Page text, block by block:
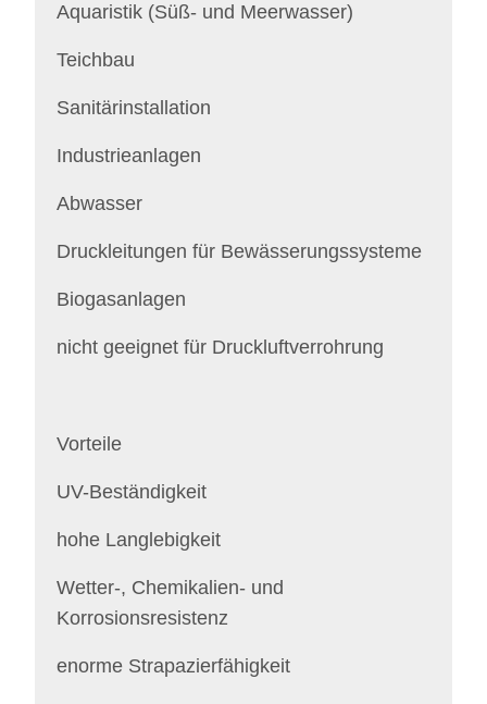
Aquaristik (Süß- und Meerwasser)
Teichbau
Sanitärinstallation
Industrieanlagen
Abwasser
Druckleitungen für Bewässerungssysteme
Biogasanlagen
nicht geeignet für Druckluftverrohrung
Vorteile
UV-Beständigkeit
hohe Langlebigkeit
Wetter-, Chemikalien- und
Korrosionsresistenz
enorme Strapazierfähigkeit